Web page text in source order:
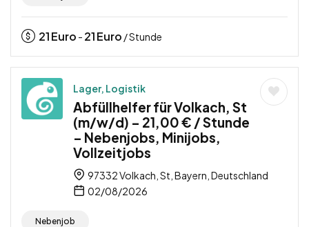
21Euro - 21Euro / Stunde
Lager, Logistik
Abfüllhelfer für Volkach, St
(m/w/d) – 21,00 € / Stunde
– Nebenjobs, Minijobs,
Vollzeitjobs
97332 Volkach, St, Bayern, Deutschland
02/08/2026
Nebenjob